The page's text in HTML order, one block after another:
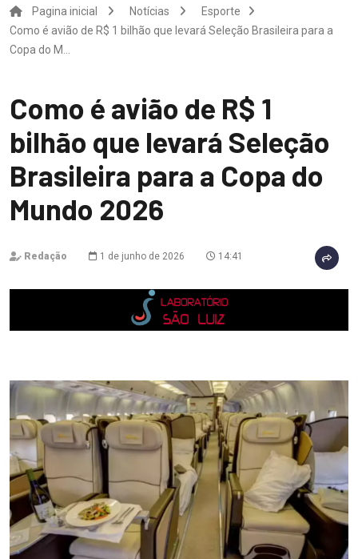
Pagina inicial Notícias
Esporte
Como é avião de R$ 1 bilhão que levará Seleção Brasileira para a
Copa do M...
Como é avião de R$ 1
bilhão que levará Seleção
Brasileira para a Copa do
Mundo 2026
Redação 1 de junho de 2026 14:41